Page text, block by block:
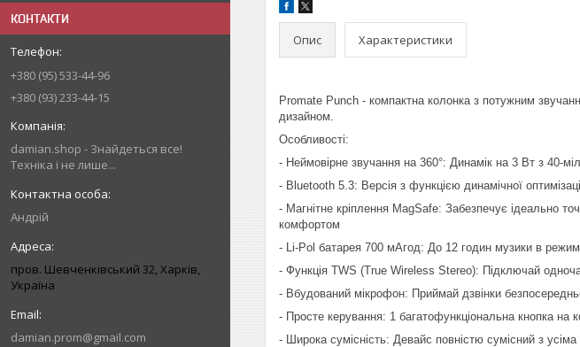
КОНТАКТИ
+380 (95) 533-44-96
+380 (93) 233-44-15
damian.shop - Знайдеться все!
Техніка і не лише...
Андрій
пров. Шевченківський 32, Харків,
Україна
damian.prom@gmail.com
Опис Характеристики
Promate Punch - компактна колонка з потужним
дизайном.
Особливості:
- Неймовірне звучання на 360°: Динамік на 3 Вт з 40-
- Bluetooth 5.3: Версія з функцією динамічної
- Магнітне кріплення MagSafe: Забезпечує ідеально
комфортом
- Li-Pol батарея 700 мАгод: До 12 годин музики в
- Функція TWS (True Wireless Stereo): Підключай
- Вбудований мікрофон: Приймай дзвінки
- Просте керування: 1 багатофункціональна кнопка на
- Широка сумісність: Девайс повністю сумісний з